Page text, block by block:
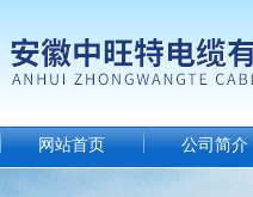
网站首页 公司简介